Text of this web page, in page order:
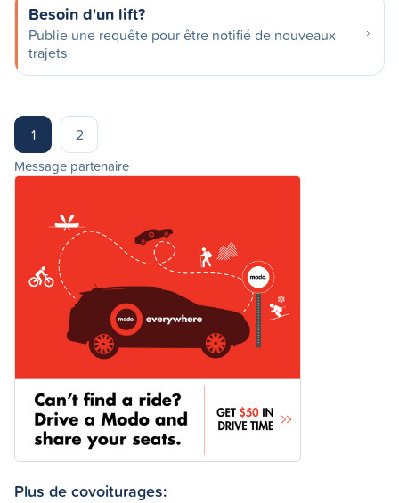
Besoin d'un lift?
Publie une requête pour être notifié de nouveaux
trajets
1 2
Message partenaire
Plus de covoiturages: